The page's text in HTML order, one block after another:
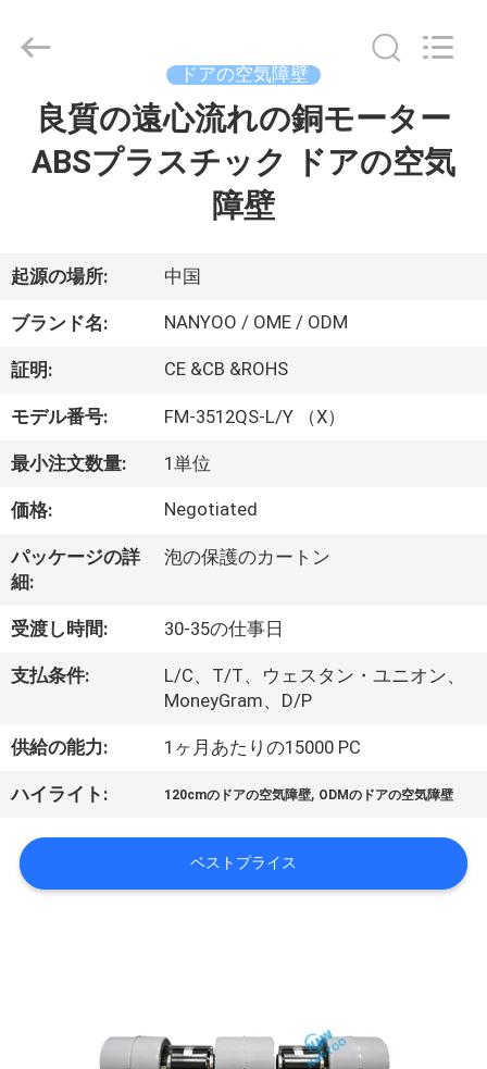
ダ
ク
ト
私
に
つ
い
て
工
場
行
Foshan
Nanhai
ドアの空気障壁
良質の遠心流れの銅モーター
ABSプラスチック ドアの空気
障壁
起源の場所: 中国
ブランド名: NANYOO / OME / ODM
証明: CE &CB &ROHS
モデル番号: FM-3512QS-L/Y （X）
最小注文数量: 1単位
価格: Negotiated
パッケージの詳
細:
泡の保護のカートン
受渡し時間: 30-35の仕事日
支払条件:
L/C、T/T、ウェスタン・ユニオン、
MoneyGram、D/P
供給の能力: 1ヶ月あたりの15000 PC
ハイライト: 120cmのドアの空気障壁, ODMのドアの空気障壁
ベストプライス